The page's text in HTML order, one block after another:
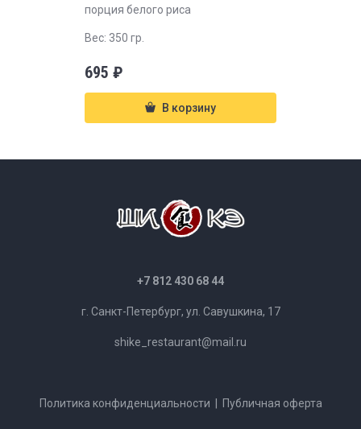
порция белого риса
Вес: 350 гр.
695 ₽
В корзину
+7 812 430 68 44
г. Санкт-Петербург, ул. Савушкина, 17
shike_restaurant@mail.ru
Политика конфиденциальности Публичная оферта